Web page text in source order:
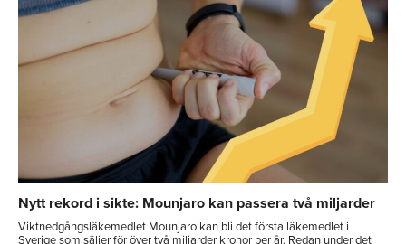
Nytt rekord i sikte: Mounjaro kan passera två miljarder
Viktnedgångsläkemedlet Mounjaro kan bli det första läkemedlet i
Sverige som säljer för över två miljarder kronor per år. Redan under det